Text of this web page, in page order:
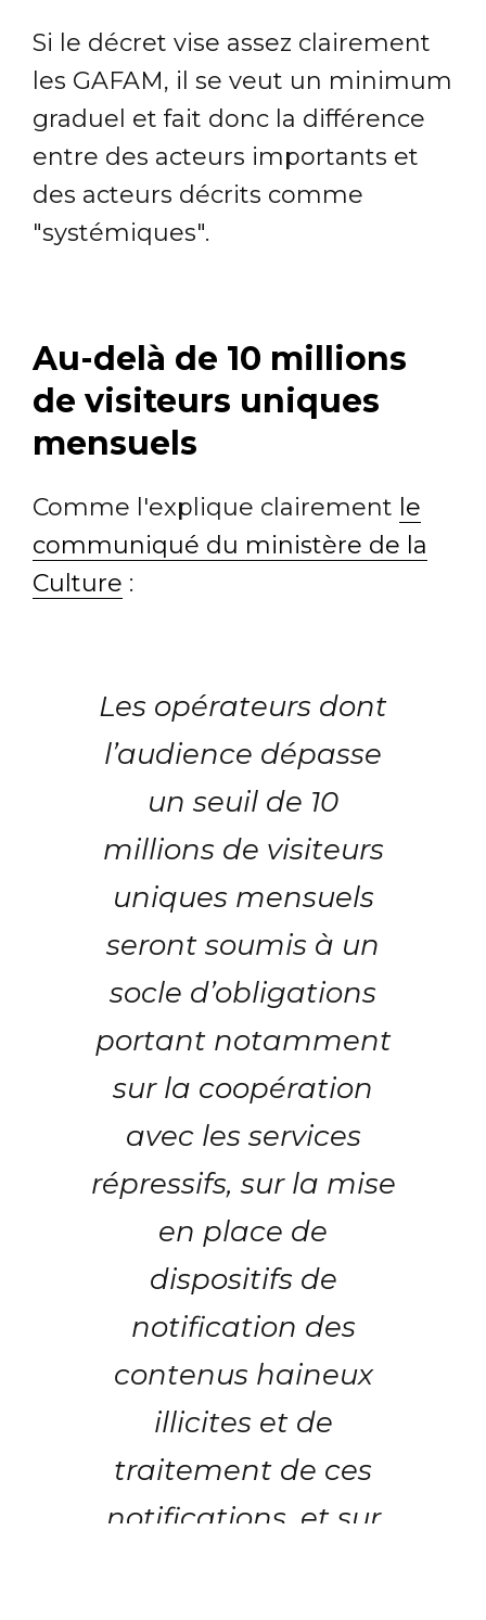
Si le décret vise assez clairement
les GAFAM, il se veut un minimum
graduel et fait donc la différence
entre des acteurs importants et
des acteurs décrits comme
"systémiques".
Au-delà de 10 millions
de visiteurs uniques
mensuels
Comme l'explique clairement le
communiqué du ministère de la
Culture :
Les opérateurs dont
l’audience dépasse
un seuil de 10
millions de visiteurs
uniques mensuels
seront soumis à un
socle d’obligations
portant notamment
sur la coopération
avec les services
répressifs, sur la mise
en place de
dispositifs de
notification des
contenus haineux
illicites et de
traitement de ces
notifications, et sur